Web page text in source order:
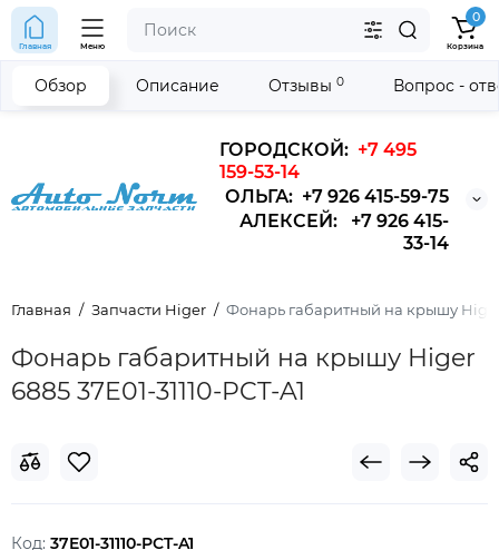
ГОРОДСКОЙ: +7 495
159-53-14
ОЛЬГА: +7 926 415-59-75
АЛЕКСЕЙ: +7 926 415-
33-14
Главная Меню
0
Корзина
Главная Запчасти Higer Фонарь габаритный на крышу
Фонарь габаритный на крышу Higer
6885 37E01-31110-PCT-A1
Обзор Описание Отзывы 0 Вопрос -
Код: 37E01-31110-PCT-A1